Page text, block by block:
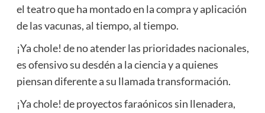
el teatro que ha montado en la compra y aplicación
de las vacunas, al tiempo, al tiempo.
¡Ya chole! de no atender las prioridades nacionales,
es ofensivo su desdén a la ciencia y a quienes
piensan diferente a su llamada transformación.
¡Ya chole! de proyectos faraónicos sin llenadera,